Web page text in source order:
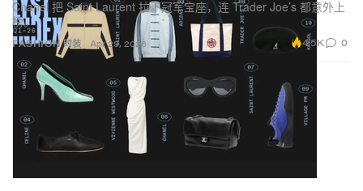
FASHION 时装
Chanel 把 Saint Laurent 拉下冠军宝座，连 Trader Joe’s 都意外上
榜。
Apr 29, 2026 4.5K 0